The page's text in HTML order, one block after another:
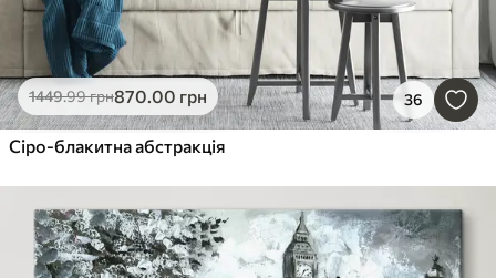
1449.99грн870.00 грн 36
Сіро-блакитна абстракція